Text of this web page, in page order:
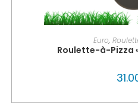
AJOUTER
Euro,
Roulette-à-Pizza